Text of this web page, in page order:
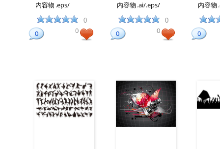
内容物 .eps/
0
0 0
内容物 .ai/.eps/
0
0 0
内容物
0